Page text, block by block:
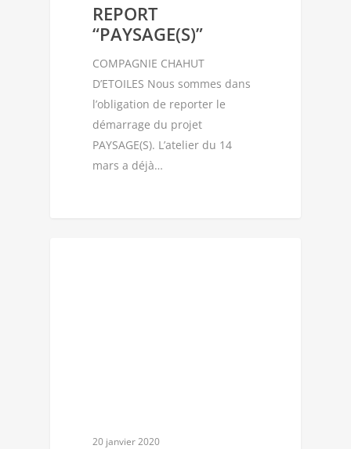
REPORT
“PAYSAGE(S)”
COMPAGNIE CHAHUT
D’ETOILES Nous sommes dans
l’obligation de reporter le
démarrage du projet
PAYSAGE(S). L’atelier du 14
mars a déjà…
20 janvier 2020